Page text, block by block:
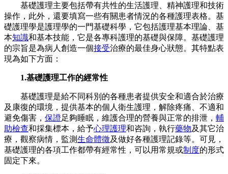
基礎護理主要包括帶有共性的生活護理、精神護理和技術
操作，此外，還要填寫一些有關患者情況的各種護理表格。基
礎護理學是護理學的一門基礎科學，它包括護理基本理論、基
本知識和基本技能，它是各專科護理的基礎與保障。基礎護理
的宗旨是為病人創造一個接受治療的最佳身心狀態。其特點表
現為如下方面：
1.基礎護理工作的經常性
基礎護理是給不同科別的各種患者提供安全和適合於治療
及康復的環境，提供基本的個人衛生護理，解除疼痛、不適和
避免傷害， 保證足夠睡眠，維護合理的營養與正常的排泄， 輔
助檢查和採集標本，給予心理護理和咨詢，執行藥物及其它治
療，觀察病情，監測生命體徵及做好各種護理記錄等。可見，
基礎護理的各項工作都帶有經常性，可以用常規或制度的形式
固定下來。